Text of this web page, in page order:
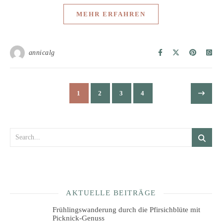
MEHR ERFAHREN
annicalg
1 2 3 4
AKTUELLE BEITRÄGE
Frühlingswanderung durch die Pfirsichblüte mit
Picknick-Genuss